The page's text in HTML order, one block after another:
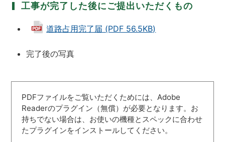
工事が完了した後にご提出いただくもの
道路占用完了届 (PDF 56.5KB)
完了後の写真
PDFファイルをご覧いただくためには、Adobe
Readerのプラグイン（無償）が必要となります。お
持ちでない場合は、お使いの機種とスペックに合わせ
たプラグインをインストールしてください。